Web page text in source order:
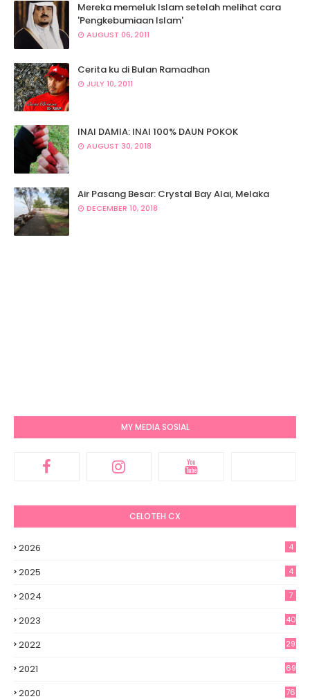
Mereka memeluk Islam setelah melihat cara
'Pengkebumiaan Islam'
AUGUST 06, 2011
Cerita ku di Bulan Ramadhan
JULY 10, 2011
INAI DAMIA: INAI 100% DAUN POKOK
AUGUST 30, 2018
Air Pasang Besar: Crystal Bay Alai, Melaka
DECEMBER 10, 2018
MY MEDIA SOSIAL
CELOTEH CX
2026 4
2025 4
2024 7
2023 40
2022 29
2021 69
2020 76